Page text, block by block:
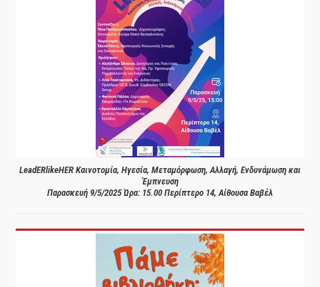
LeadERlikeHER Καινοτομία, Ηγεσία, Μεταμόρφωση, Αλλαγή, Ενδυνάμωση και
Έμπνευση
Παρασκευή 9/5/2025 Ώρα: 15.00 Περίπτερο 14, Αίθουσα Βαβέλ